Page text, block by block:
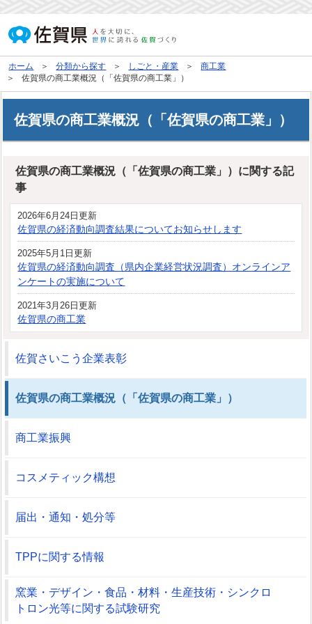
ホーム 分類から探す しごと・産業
商工業
佐賀県の商工業概況（「佐賀県の商工業」）
佐賀県の商工業概況（「佐賀県の商工業」）
佐賀県の商工業概況（「佐賀県の商工業」）に関する記
事
2026年6月24日更新
佐賀県の経済動向調査結果についてお知らせします
2025年5月1日更新
佐賀県の経済動向調査（県内企業経営状況調査）オンラインア
ンケートの実施について
2021年3月26日更新
佐賀県の商工業
佐賀さいこう企業表彰
佐賀県の商工業概況（「佐賀県の商工業」）
商工業振興
コスメティック構想
届出・通知・処分等
TPPに関する情報
窯業・デザイン・食品・材料・生産技術・シンクロ
トロン光等に関する試験研究